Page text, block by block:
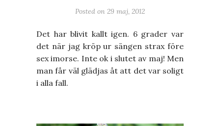
Posted on 29 maj, 2012
Det har blivit kallt igen. 6 grader var
det när jag kröp ur sängen strax före
sex imorse. Inte ok i slutet av maj! Men
man får väl glädjas åt att det var soligt
i alla fall.